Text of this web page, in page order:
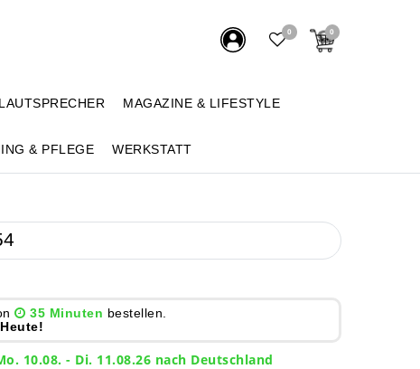
0 0
LAUTSPRECHER MAGAZINE & LIFESTYLE
& PFLEGE WERKSTATT
35 Minuten bestellen.
10.08. - Di. 11.08.26 nach Deutschland